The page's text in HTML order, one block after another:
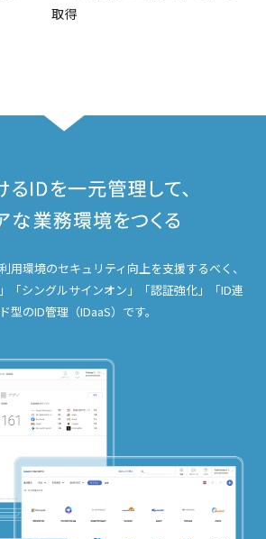
取得
用環境のセキュリティ向上を支援するべく、
「シングルサインオン」「認証強化」「ID連
のID管理（IDaaS）です。